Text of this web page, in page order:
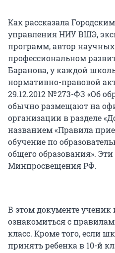
Как рассказала
управления НИУ ВШЭ,
программ, автор научных
профессиональном
Баранова, у каждой
нормативно-правовой
29.12.2012 № 273-ФЗ «Об
обычно размещают на
организации в разделе
названием «Правила
обучение по
общего образования».
Минпросвещения РФ.
В этом документе ученик
ознакомиться с
класс. Кроме того, если
принять ребенка в 10-й